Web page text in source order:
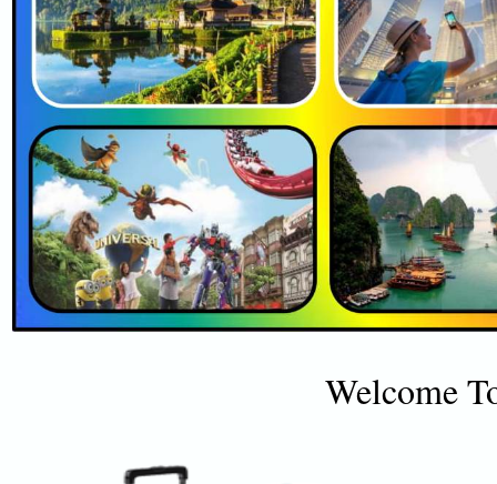
Welcome